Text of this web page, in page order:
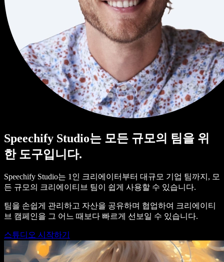
Speechify Studio는 모든 규모의 팀을 위
한 도구입니다.
Speechify Studio는 1인 크리에이터부터 대규모 기업 팀까지, 모
든 규모의 크리에이티브 팀이 쉽게 사용할 수 있습니다.
팀을 손쉽게 관리하고 자산을 공유하며 협업하여 크리에이티
브 캠페인을 그 어느 때보다 빠르게 선보일 수 있습니다.
스튜디오 시작하기